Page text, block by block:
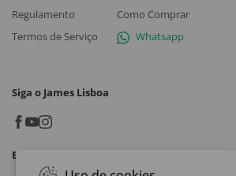
Regulamento
Termos de Serviço
Como Comprar
Whatsapp
Siga o James Lisboa
Baixe o App